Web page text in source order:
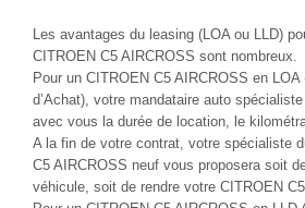
Les avantages du leasing (LOA ou LLD)
CITROEN C5 AIRCROSS sont nombreux.
Pour un CITROEN C5 AIRCROSS en
d’Achat), votre mandataire auto
avec vous la durée de location, le
A la fin de votre contrat, votre spécialiste
C5 AIRCROSS neuf vous proposera soit
véhicule, soit de rendre votre CITROEN